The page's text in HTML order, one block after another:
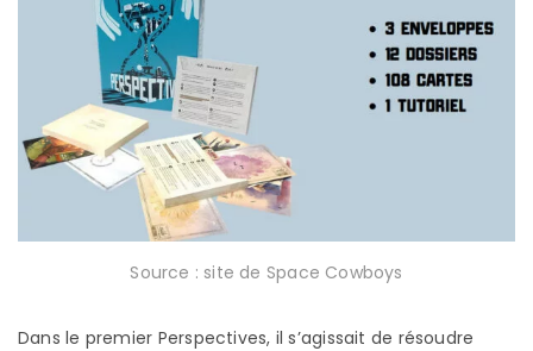
Source : site de Space Cowboys
Dans le premier Perspectives, il s’agissait de résoudre